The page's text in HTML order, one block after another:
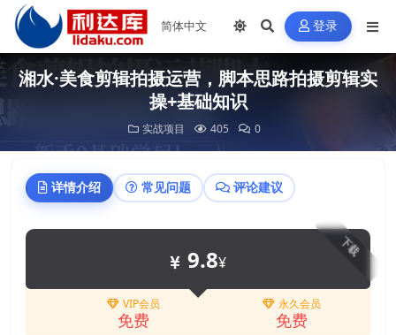
登录
湘水·美食剪辑拍摄运营，脚本思路拍摄剪辑实
操+基础知识
实战项目 405 0
详情介绍 常见问题 评论建议
下载
9.8¥
VIP会员
免费
永久会员
免费